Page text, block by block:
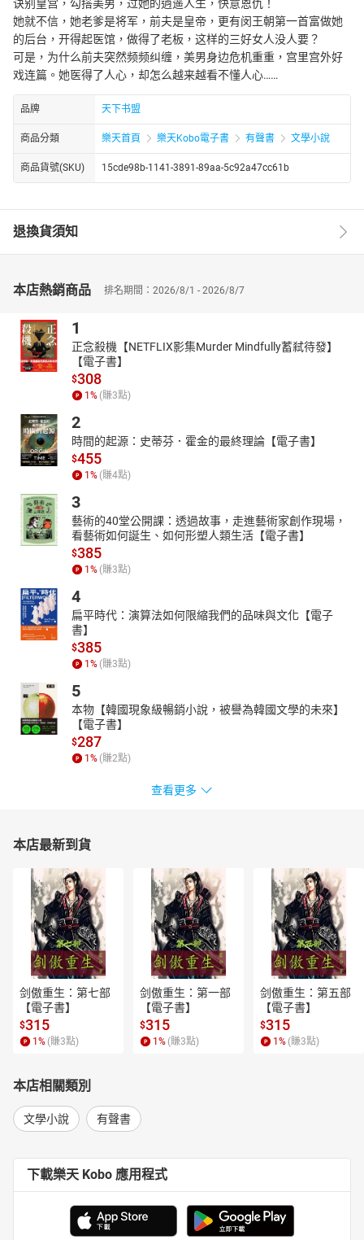
诀别皇宫，勾搭美男，过她的逍遥人生，快意恩仇！
她就不信，她老爹是将军，前夫是皇帝，更有闵王朝第一首富做她
的后台，开得起医馆，做得了老板，这样的三好女人没人要？
可是，为什么前夫突然频频纠缠，美男身边危机重重，宫里宫外好
戏连篇。她医得了人心，却怎么越来越看不懂人心……
品牌 天下书盟
商品分類 樂天首頁 樂天Kobo電子書 有聲書 文學小說
商品貨號(SKU) 15cde98b-1141-3891-89aa-5c92a47cc61b
退換貨須知
本店熱銷商品 排名期間：2026/8/1 - 2026/8/7
1
正念殺機【NETFLIX影集Murder Mindfully蓄弒待發】
【電子書】
$308
1% (賺3點)
2
時間的起源：史蒂芬．霍金的最終理論【電子書】
$455
1% (賺4點)
3
藝術的40堂公開課：透過故事，走進藝術家創作現場，
看藝術如何誕生、如何形塑人類生活【電子書】
$385
1% (賺3點)
4
扁平時代：演算法如何限縮我們的品味與文化【電子
書】
$385
1% (賺3點)
5
本物【韓國現象級暢銷小說，被譽為韓國文學的未來】
【電子書】
$287
1% (賺2點)
查看更多
本店最新到貨
剑傲重生：第七部
【電子書】
$315
1 % (賺3點)
剑傲重生：第一部
【電子書】
$315
1 % (賺3點)
剑傲重生：第五部
【電子書】
$315
1 % (賺3點)
本店相關類別
文學小說 有聲書
下載樂天 Kobo 應用程式